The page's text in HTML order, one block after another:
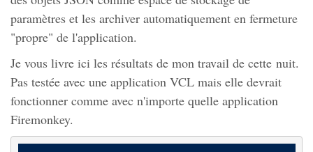
paramètres et les archiver automatiquement en fermeture
"propre" de l'application.
Je vous livre ici les résultats de mon travail de cette nuit.
Pas testée avec une application VCL mais elle devrait
fonctionner comme avec n'importe quelle application
Firemonkey.